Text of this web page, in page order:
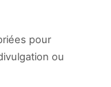
pour
ou